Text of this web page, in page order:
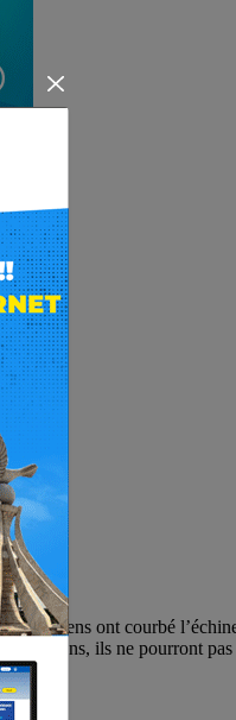
Parisiens ont courbé
cartons, ils ne pourront